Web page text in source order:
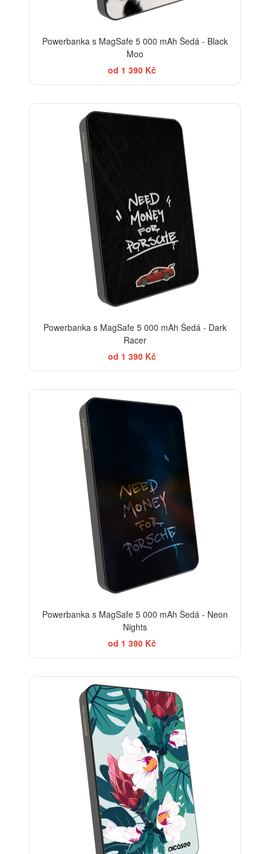
Powerbanka s MagSafe 5 000 mAh Šedá - Black
Moo
od 1 390 Kč
Powerbanka s MagSafe 5 000 mAh Šedá - Dark
Racer
od 1 390 Kč
Powerbanka s MagSafe 5 000 mAh Šedá - Neon
Nights
od 1 390 Kč